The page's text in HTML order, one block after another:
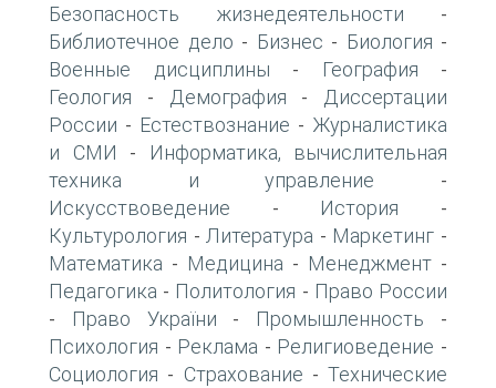
Безопасность жизнедеятельности -
Библиотечное дело - Бизнес - Биология -
Военные дисциплины - География -
Геология - Демография -
Диссертации
России - Естествознание - Журналистика
и СМИ -
Информатика, вычислительная
техника и управление -
Искусствоведение - История -
Культурология -Литература - Маркетинг -
Математика - Медицина - Менеджмент -
Педагогика - Политология - Право России
- Право України - Промышленность -
Психология - Реклама - Религиоведение -
Социология - Страхование - Технические